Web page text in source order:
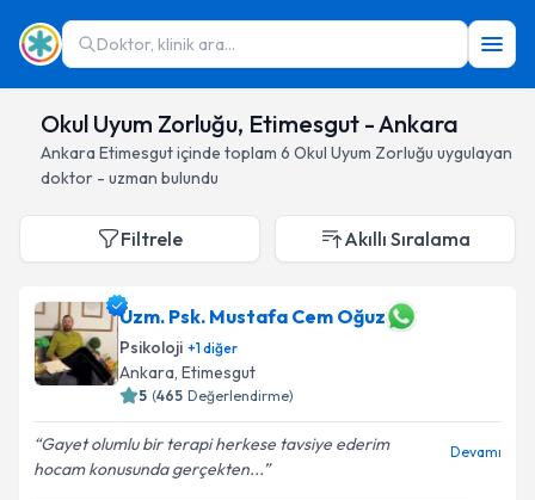
Doktor, klinik ara...
Okul Uyum Zorluğu, Etimesgut - Ankara
Ankara Etimesgutiçinde toplam 6 Okul Uyum Zorluğu uygulayan
doktor - uzman bulundu
Filtrele Akıllı Sıralama
Uzm. Psk. Mustafa Cem Oğuz
Psikoloji +1diğer
Ankara, Etimesgut
5 (465 Değerlendirme)
Gayet olumlu bir terapi herkese tavsiye ederim
hocam konusunda gerçekten...
Devamı